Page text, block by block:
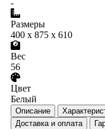
-
Размеры
400 x 875 x 610
Вес
56
Цвет
Белый
Описание
Доставка и оплата